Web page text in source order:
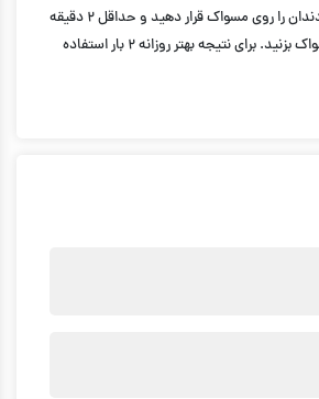
مقدار مناسبی از خمیر دندان را روی مسواک قرار دهید و حداقل ۲ دقیقه
به‌آرامی دندان‌ها را مسواک بزنید. برای نتیجه بهتر روزانه ۲ بار استفاده